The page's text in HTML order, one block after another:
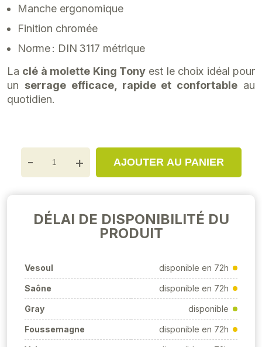
Manche ergonomique
Finition chromée
Norme : DIN 3117 métrique
La clé à molette King Tony est le choix idéal pour
un serrage efficace, rapide et confortable au
quotidien.
- + AJOUTER AU PANIER
DÉLAI DE DISPONIBILITÉ DU
PRODUIT
Vesoul disponible en 72h
Saône disponible en 72h
Gray disponible
Foussemagne disponible en 72h